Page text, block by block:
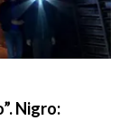
Nigro: